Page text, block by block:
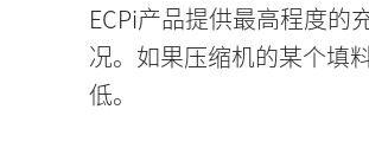
ECPi产品提供最高程度
况。如果压缩机的某个填
低。